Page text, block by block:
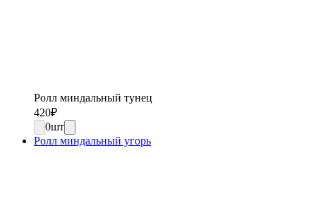
Ролл миндальный тунец
420₽
0шт
Ролл миндальный угорь